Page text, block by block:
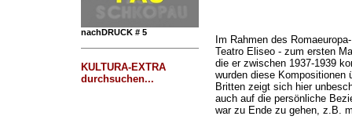
nachDRUCK # 5
KULTURA-EXTRA
durchsuchen...
Im Rahmen des
Teatro Eliseo - zum ersten
die er zwischen 1937-1939
wurden diese Kompositionen
Britten zeigt sich hier
auch auf die persönliche
war zu Ende zu gehen, z.B.